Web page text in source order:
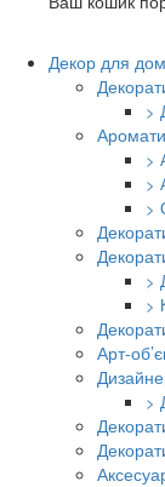
Декор для
>
>
>
>
>
>
Арт-
>